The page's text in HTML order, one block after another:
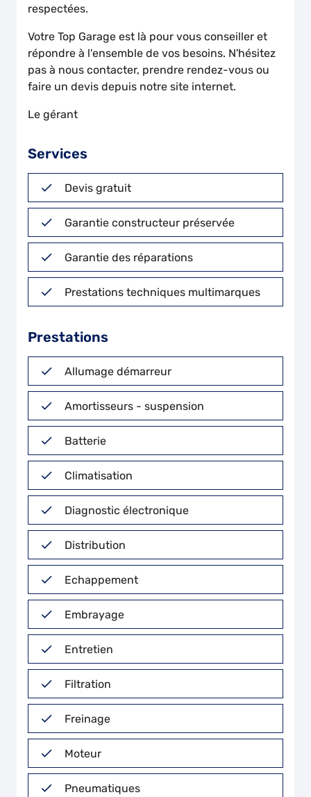
respectées.
Votre Top Garage est là pour vous conseiller et
répondre à l'ensemble de vos besoins. N'hésitez
pas à nous contacter, prendre rendez-vous ou
faire un devis depuis notre site internet.
Le gérant
Services
Devis gratuit
Garantie constructeur préservée
Garantie des réparations
Prestations techniques multimarques
Prestations
Allumage démarreur
Amortisseurs - suspension
Batterie
Climatisation
Diagnostic électronique
Distribution
Echappement
Embrayage
Entretien
Filtration
Freinage
Moteur
Pneumatiques